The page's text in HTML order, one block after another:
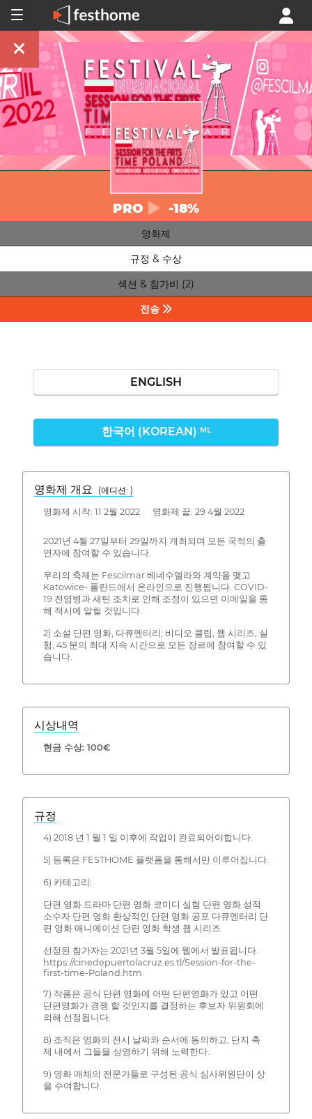
PRO -18%
영화제
규정 & 수상
섹션 & 참가비 (2)
전송
ENGLISH
한국어 (KOREAN) ML
영화제 개요 (에디션: )
영화제 시작: 11 2월 2022 영화제 끝: 29 4월 2022
2021년 4월 27일부터 29일까지 개최되며 모든 국적의 출
연자에 참여할 수 있습니다.
우리의 축제는 Fescilmar 베네수엘라와 계약을 맺고
Katowice- 폴란드에서 온라인으로 진행됩니다. COVID-
19 전염병과 새틴 조치로 인해 조정이 있으면 이메일을 통
해 적시에 알릴 것입니다.
2) 소설 단편 영화, 다큐멘터리, 비디오 클립, 웹 시리즈, 실
험, 45 분의 최대 지속 시간으로 모든 장르에 참여할 수 있
습니다.
시상내역
현금 수상: 100€
규정
4) 2018 년 1 월 1 일 이후에 작업이 완료되어야합니다.
5) 등록은 FESTHOME 플랫폼을 통해서만 이루어집니다.
6) 카테고리:
단편 영화 드라마 단편 영화 코미디 실험 단편 영화 성적
소수자 단편 영화 환상적인 단편 영화 공포 다큐멘터리 단
편 영화 애니메이션 단편 영화 학생 웹 시리즈
선정된 참가자는 2021년 3월 5일에 웹에서 발표됩니다.
https://cinedepuertolacruz.es.tl/Session-for-the-
first-time-Poland.htm
7) 작품은 공식 단편 영화에 어떤 단편영화가 있고 어떤
단편영화가 경쟁 할 것인지를 결정하는 후보자 위원회에
의해 선정됩니다.
8) 조직은 영화의 전시 날짜와 순서에 동의하고, 단지 축
제 내에서 그들을 상영하기 위해 노력한다.
9) 영화 매체의 전문가들로 구성된 공식 심사위원단이 상
을 수여합니다.